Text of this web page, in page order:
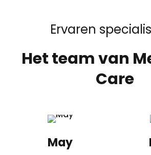
Ervaren
Het team van
Care
May